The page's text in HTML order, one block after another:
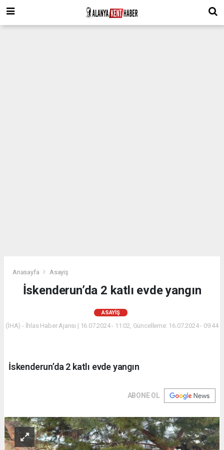
Anasayfa Asayiş
İskenderun’da 2 katlı evde yangın
ASAYIŞ
(İHA) - İhlas Haber Ajansı | 16.07.2024 - 11:02, Güncelleme: 16.07.2024 - 09:44
İskenderun’da 2 katlı evde yangın
ABONE OL